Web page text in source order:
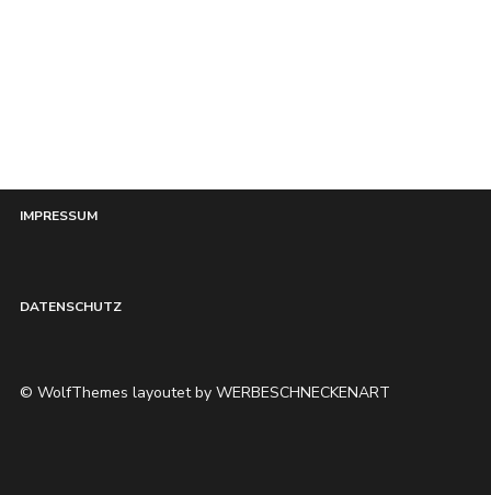
IMPRESSUM
DATENSCHUTZ
© WolfThemes layoutet by WERBESCHNECKENART